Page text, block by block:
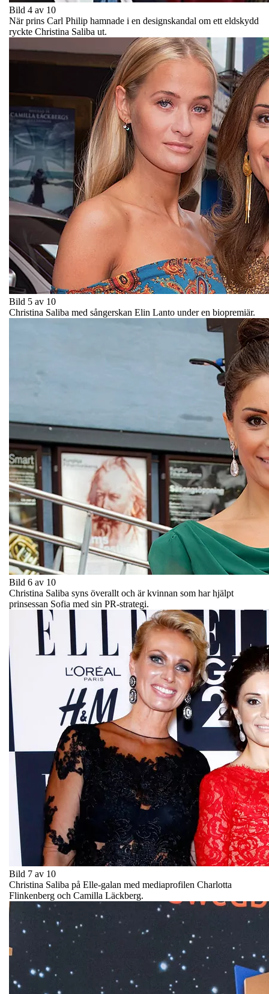
Bild 4 av 10
När prins Carl Philip hamnade i en designskandal om ett eldskydd
ryckte Christina Saliba ut.
Bild 5 av 10
Christina Saliba med sångerskan Elin Lanto under en biopremiär.
Bild 6 av 10
Christina Saliba syns överallt och är kvinnan som har hjälpt
prinsessan Sofia med sin PR-strategi.
Bild 7 av 10
Christina Saliba på Elle-galan med mediaprofilen Charlotta
Flinkenberg och Camilla Läckberg.